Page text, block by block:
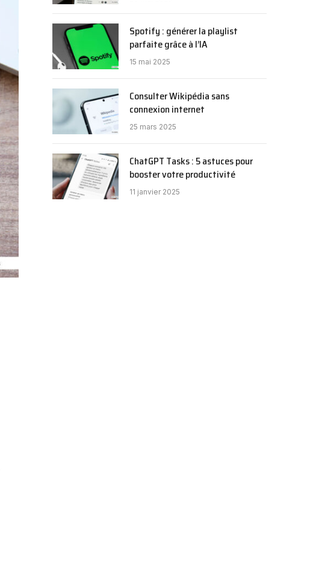
Spotify : générer la playlist
parfaite grâce à l’IA
15 mai 2025
Consulter Wikipédia sans
connexion internet
25 mars 2025
ChatGPT Tasks : 5 astuces pour
booster votre productivité
11 janvier 2025